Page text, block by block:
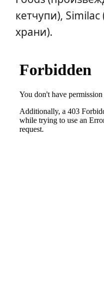
кетчупи),
храни).